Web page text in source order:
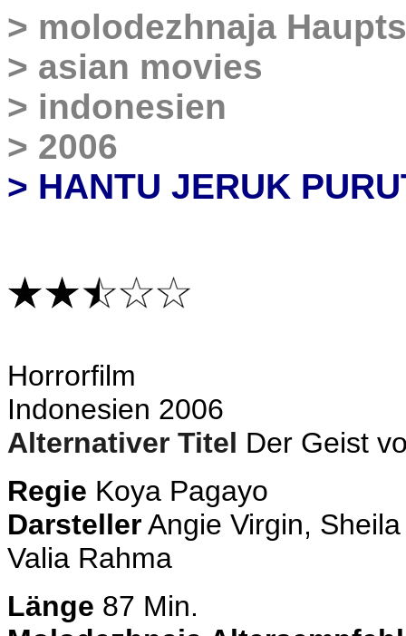
> molodezhnaja
> asian movies
> indonesien
> 2006
> HANTU JERUK
Horrorfilm
Indonesien 2006
Alternativer Titel Der Geist
Regie Koya Pagayo
DarstellerAngie Virgin,
Valia Rahma
Länge 87 Min.